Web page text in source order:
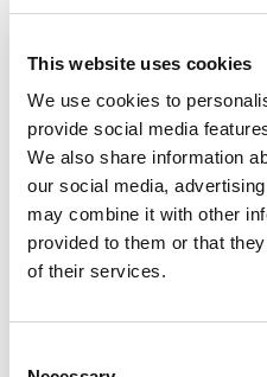
This website uses cookies
We use cookies to
provide social media
We also share information
our social media,
may combine it with other
provided to them or that
of their services.
Anders L.
HAR DEN SOM
PÅ MIN STEATHCAMPER
Mkt mkt bra 🙏☺️
Spökförbandet - Sticker
Dela